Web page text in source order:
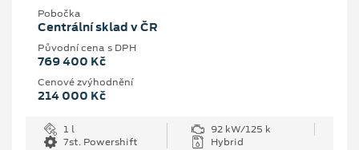
Pobočka
Centrální sklad v ČR
Původní cena s DPH
769 400 Kč
Cenové zvýhodnění
214 000 Kč
1 l
92 kW/125 k
7st. Powershift
Hybrid